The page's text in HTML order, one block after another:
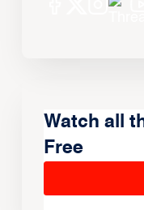
Watch all
Free